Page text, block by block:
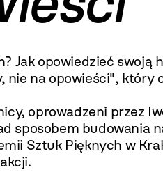
Jak opowiedzieć
na opowieści", który
oprowadzeni przez
sposobem budowania
Sztuk Pięknych w